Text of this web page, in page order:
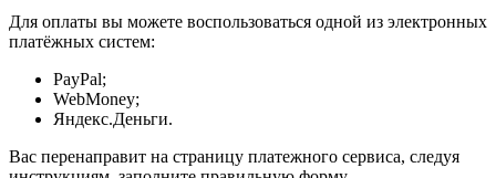
Для оплаты вы можете воспользоваться одной из электронных
платёжных систем:
PayPal;
WebMoney;
Яндекс.Деньги.
Вас перенаправит на страницу платежного сервиса, следуя